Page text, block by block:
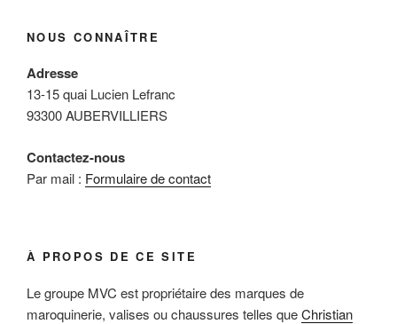
NOUS CONNAÎTRE
Adresse
13-15 quai Lucien Lefranc
93300 AUBERVILLIERS
Contactez-nous
Par mail : Formulaire de contact
À PROPOS DE CE SITE
Le groupe MVC est propriétaire des marques de
maroquinerie, valises ou chaussures telles queChristian